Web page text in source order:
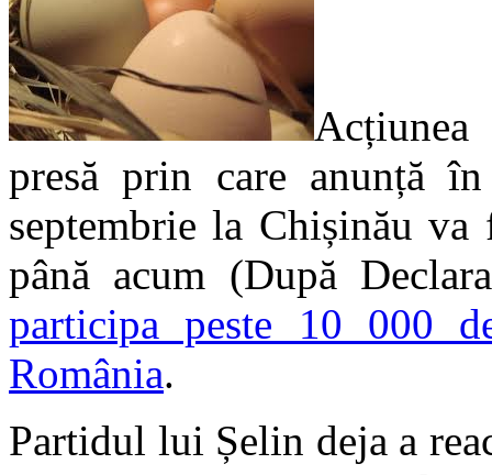
presă prin care anunță
septembrie la Chișinău
până acum (După
participa peste 10 000
România.
Partidul lui Șelin deja a